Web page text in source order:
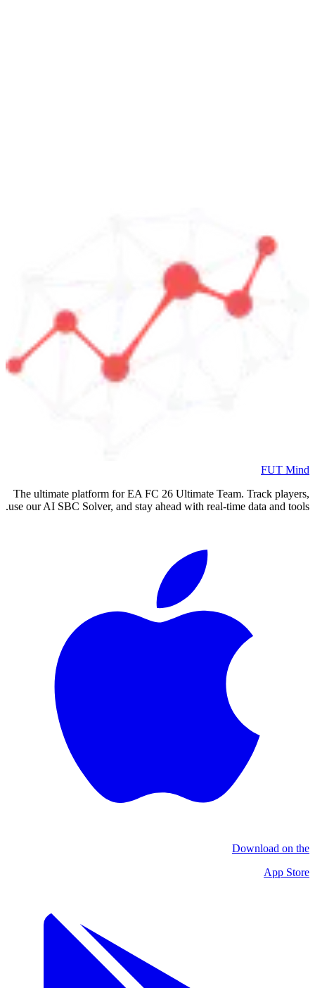
FUT Mind
The ultimate platform for EA FC 26 Ultimate Team. Track players,
use our AI SBC Solver, and stay ahead with real-time data and tools.
Download on the
App Store